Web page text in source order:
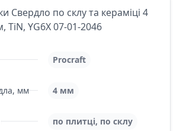
Свердло по склу та кераміці 4
TiN, YG6X 07-01-2046
Procraft
мм 4 мм
по плитці, по склу